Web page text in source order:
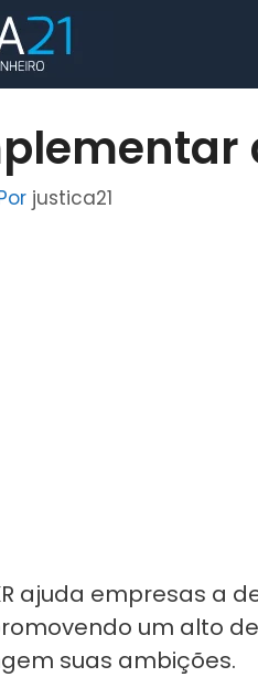
justica21
ajuda empresas a
um alto
suas ambições.